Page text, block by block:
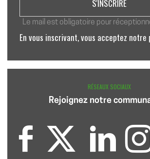
Le mail est obligatoire pour
En vous inscrivant, vous acceptez notre
RÉSEAUX SOCIAUX
Rejoignez notre